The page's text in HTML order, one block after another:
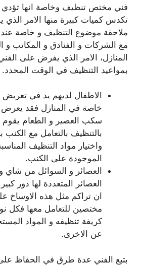
فني مختص تنظيف وخاصة انها تؤدي
تكدس كميات كبيرة منها الامر
ملاحقة موضوع التنظيف و خاصة
مع الشركات و الفنادق و المكاتب و
المنازل، الامر الذي يفرض على
بمواعيد التنظيف في الوقت المحدد.
الاطفال لديهم يد في تعريض
خاصة في المنازل فقد
سكب العصير و الطعام يقوم
بالتنظيف بالتعامل مع الكنب
واختيار مواد التنظيف
الموجودة على الكنب.
العصائر و السوائل من شاي
العصائر المتعددة لها دور
ان تراكم مثل هذه الاوساخ
مختصين للتعامل معها فكل
كريفة تنظيفه و المواد
عن الاخرى.
بتبع الفني عدة طرق في الحفاظ